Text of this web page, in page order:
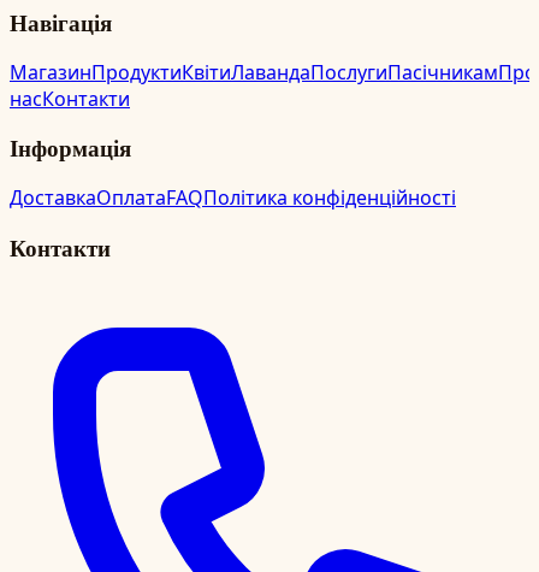
Навігація
МагазинПродуктиКвітиЛавандаПослугиПасічникамПро
насКонтакти
Інформація
ДоставкаОплатаFAQПолітика конфіденційності
Контакти